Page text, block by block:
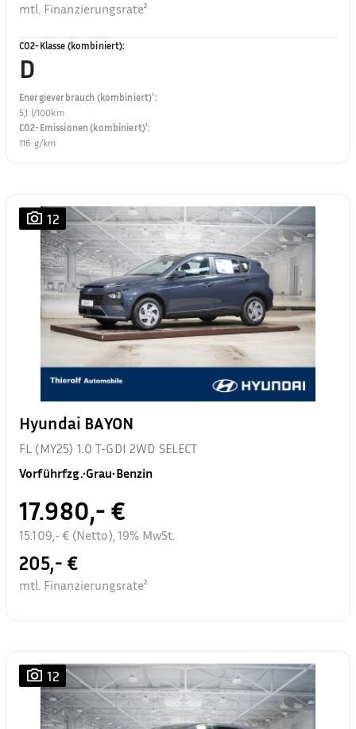
mtl. Finanzierungsrate²
CO2-Klasse (kombiniert):
D
Energieverbrauch (kombiniert)¹:
5,1 l/100km
CO2-Emissionen (kombiniert)¹:
116 g/km
12
Hyundai BAYON
FL (MY25) 1.0 T-GDI 2WD SELECT
Vorführfzg.•Grau•Benzin
17.980,- €
15.109,- € (Netto), 19% MwSt.
205,- €
mtl. Finanzierungsrate²
12